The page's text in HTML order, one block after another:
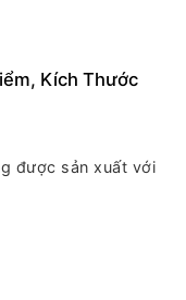
Kích Thước
được sản xuất với